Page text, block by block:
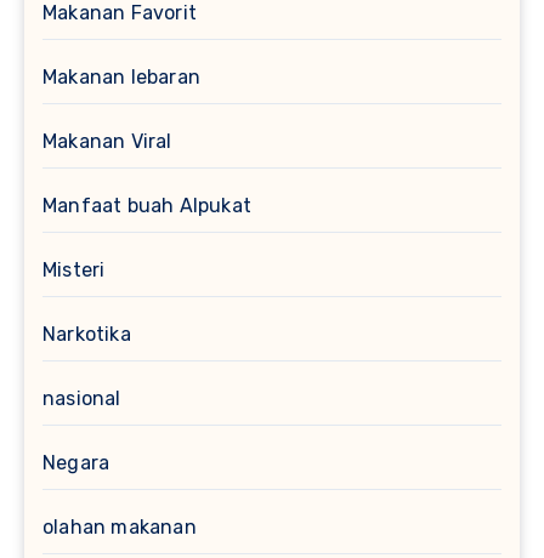
Makanan Favorit
Makanan lebaran
Makanan Viral
Manfaat buah Alpukat
Misteri
Narkotika
nasional
Negara
olahan makanan